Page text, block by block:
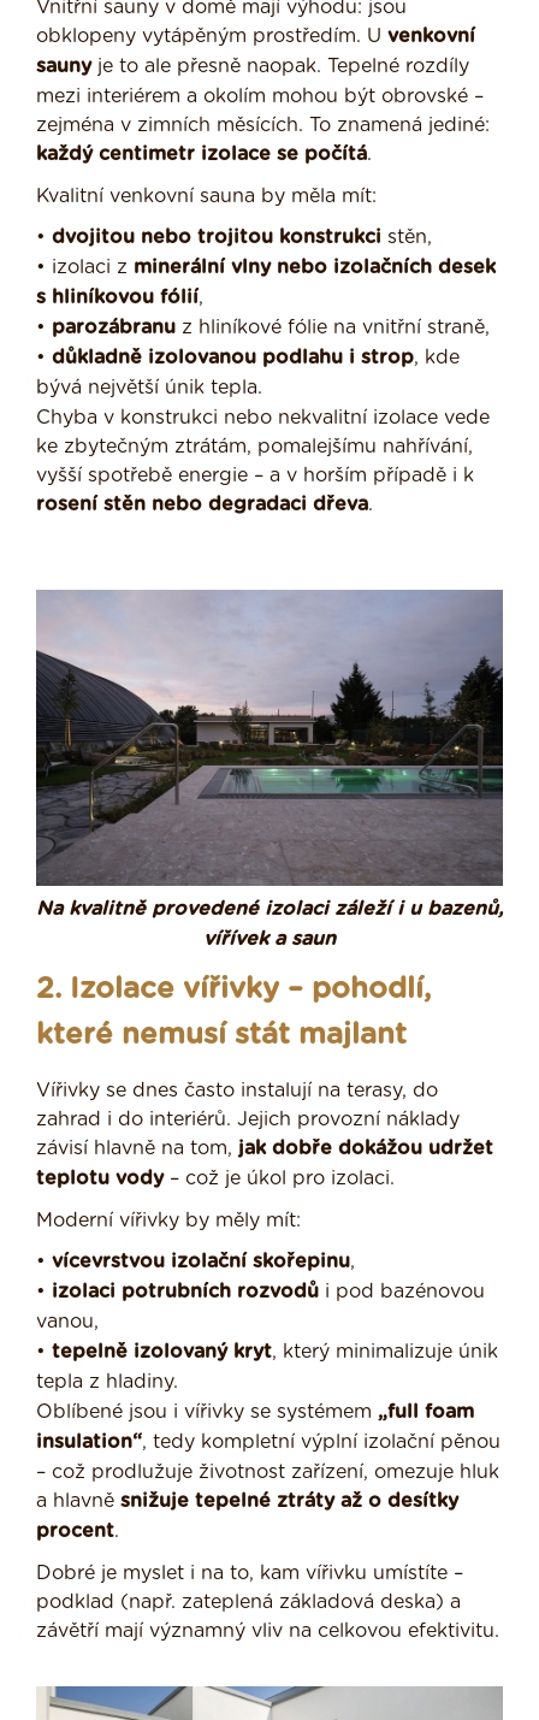
Vnitřní sauny v domě mají výhodu: jsou
obklopeny vytápěným prostředím. U venkovní
saunyje to ale přesně naopak. Tepelné rozdíly
mezi interiérem a okolím mohou být obrovské –
zejména v zimních měsících. To znamená jediné:
každý centimetr izolace se počítá.
Kvalitní venkovní sauna by měla mít:
• dvojitou nebo trojitou konstrukci stěn,
• izolaci z minerální vlny nebo izolačních desek
s hliníkovou fólií,
• parozábranu z hliníkové fólie na vnitřní straně,
• důkladně izolovanou podlahu i strop, kde
bývá největší únik tepla.
Chyba v konstrukci nebo nekvalitní izolace vede
ke zbytečným ztrátám, pomalejšímu nahřívání,
vyšší spotřebě energie – a v horším případě i k
rosení stěn nebo degradaci dřeva.
Na kvalitně provedené izolaci záleží i u bazenů,
vířívek a saun
2. Izolace vířivky – pohodlí,
které nemusí stát majlant
Vířivky se dnes často instalují na terasy, do
zahrad i do interiérů. Jejich provozní náklady
závisí hlavně na tom, jak dobře dokážou udržet
teplotu vody– což je úkol pro izolaci.
Moderní vířivky by měly mít:
• vícevrstvou izolační skořepinu,
• izolaci potrubních rozvodů i pod bazénovou
vanou,
• tepelně izolovaný kryt, který minimalizuje únik
tepla z hladiny.
Oblíbené jsou i vířivky se systémem „full foam
insulation“, tedy kompletní výplní izolační pěnou
– což prodlužuje životnost zařízení, omezuje hluk
a hlavně snižuje tepelné ztráty až o desítky
procent.
Dobré je myslet i na to, kam vířivku umístíte –
podklad (např. zateplená základová deska) a
závětří mají významný vliv na celkovou efektivitu.